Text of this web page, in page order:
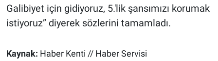
Galibiyet için gidiyoruz, 5.'lik şansımızı korumak
istiyoruz” diyerek sözlerini tamamladı.
Kaynak: Haber Kenti // Haber Servisi